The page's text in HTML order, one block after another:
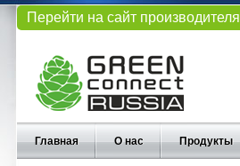
Перейти на сайт производителя
Главная О нас Продукты